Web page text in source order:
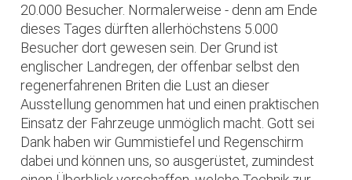
20.000 Besucher. Normalerweise - denn am Ende
dieses Tages dürften allerhöchstens 5.000
Besucher dort gewesen sein. Der Grund ist
englischer Landregen, der offenbar selbst den
regenerfahrenen Briten die Lust an dieser
Ausstellung genommen hat und einen praktischen
Einsatz der Fahrzeuge unmöglich macht. Gott sei
Dank haben wir Gummistiefel und Regenschirm
dabei und können uns, so ausgerüstet, zumindest